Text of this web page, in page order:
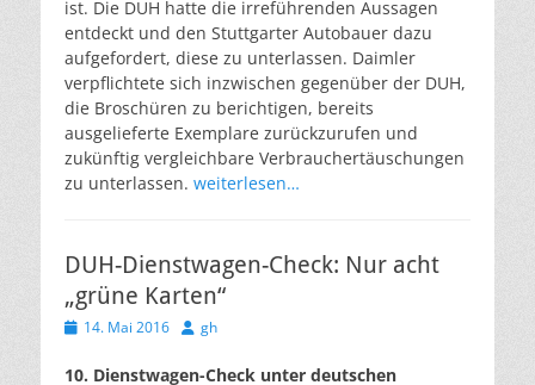
ist. Die DUH hatte die irreführenden Aussagen
entdeckt und den Stuttgarter Autobauer dazu
aufgefordert, diese zu unterlassen. Daimler
verpflichtete sich inzwischen gegenüber der DUH,
die Broschüren zu berichtigen, bereits
ausgelieferte Exemplare zurückzurufen und
zukünftig vergleichbare Verbrauchertäuschungen
zu unterlassen. weiterlesen…
DUH-Dienstwagen-Check: Nur acht
„grüne Karten“
Veröffentlicht
14. Mai 2016 Autor
gh
10. Dienstwagen-Check unter deutschen